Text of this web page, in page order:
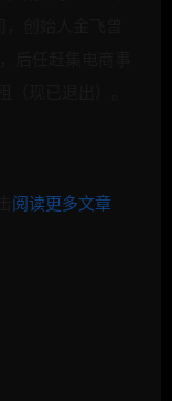
阅读更多文章